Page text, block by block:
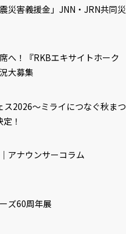
災害義援金」JNN・JRN共同災
へ！『RKBエキサイトホーク
大募集
ス2026～ミライにつなぐ秋まつ
！
アナウンサーコラム
ズ60周年展